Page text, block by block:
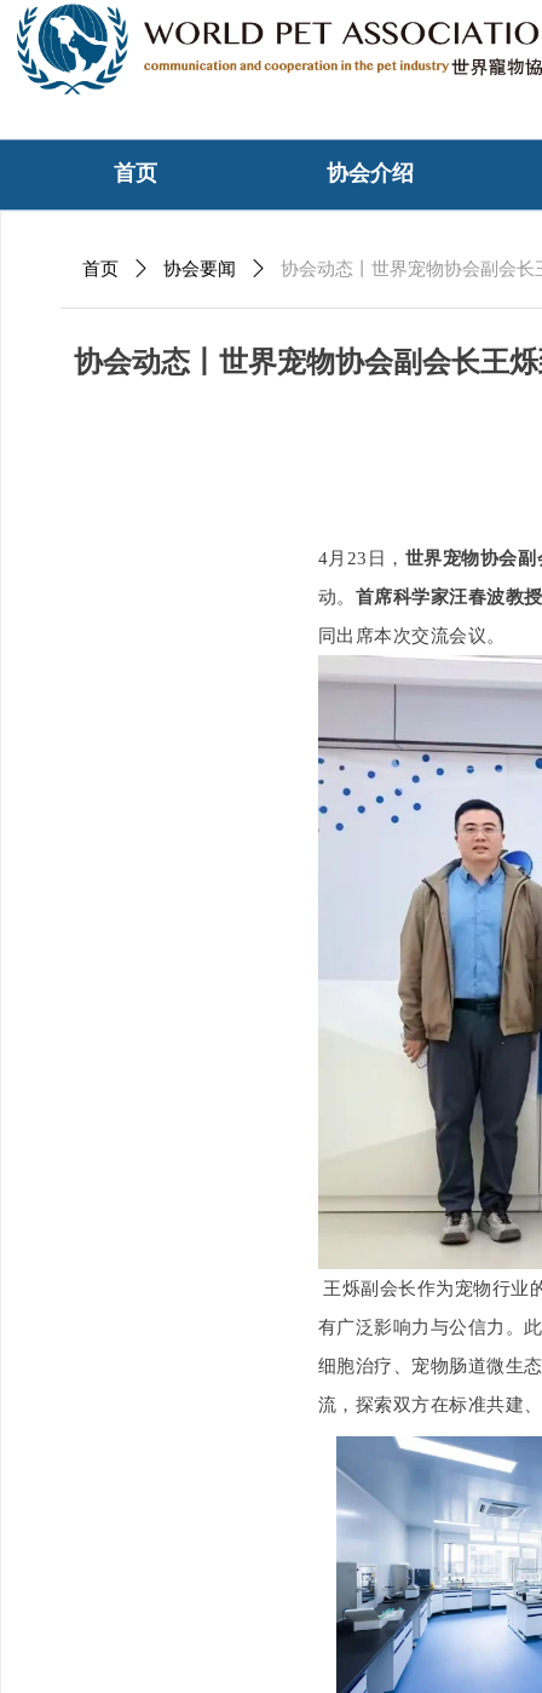
首页 协会介绍
协会动态丨世界宠物协会副会长王
4月23日， 世界宠物协会副
动。 首席科学家汪春波教
同出席本次交流会议。
王烁副会长作为宠物行业
有广泛影响力与公信力。
细胞治疗、宠物肠道微生
流， 探索双方在标准共建
首页 ꄲ 协会要闻 ꄲ 协会动态丨世界宠物协会副会